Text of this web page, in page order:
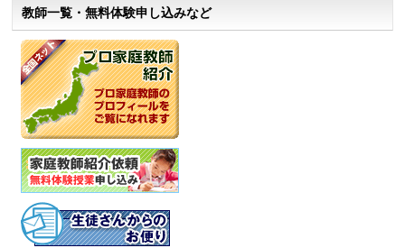
教師一覧・無料体験申し込みなど